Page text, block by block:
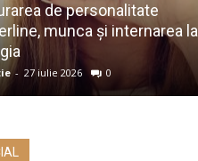
de personalitate
munca și internarea la
- 27 iulie 2026 0